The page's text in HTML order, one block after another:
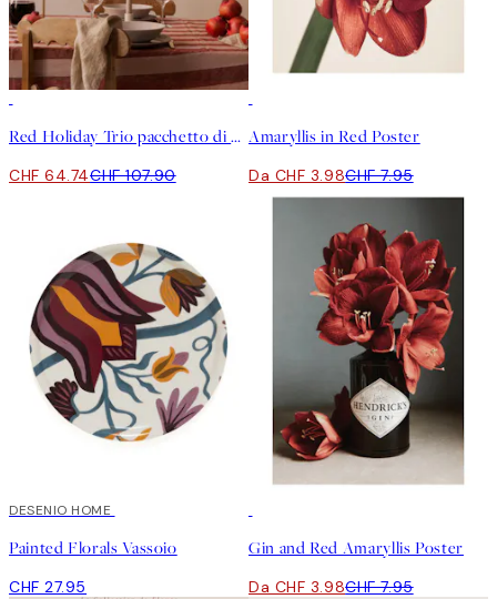
Red Holiday Trio pacchetto di poster
CHF 64.74CHF 107.90
Amaryllis in Red Poster
Da CHF 3.98CHF 7.95
DESENIO HOME
Painted Florals Vassoio
CHF 27.95
Gin and Red Amaryllis Poster
Da CHF 3.98CHF 7.95